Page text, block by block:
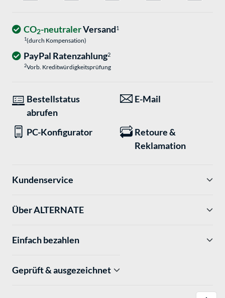
CO2-neutralerVersand1
1(durch Kompensation)
PayPal Ratenzahlung2
2Vorb. Kreditwürdigkeitsprüfung
Bestellstatus
abrufen
E-Mail
PC-Konfigurator
Retoure &
Reklamation
Kundenservice
Über ALTERNATE
Einfach bezahlen
Geprüft & ausgezeichnet